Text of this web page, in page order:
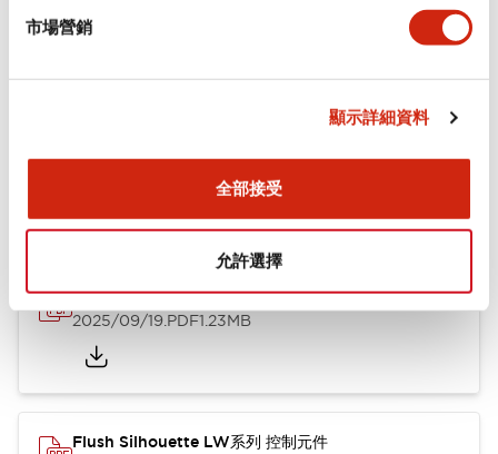
市場營銷
顯示詳細資料
全部接受
允許選擇
Flush Silhouette LW系列 控制元件 (英文版)
2025/09/19.PDF1.23MB
Flush Silhouette LW系列 控制元件